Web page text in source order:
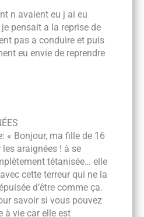
n avaient eu j ai eu
pensait a la reprise de
pas a conduire et puis
eu envie de reprendre
« Bonjour, ma fille de 16
araignées ! à se
tétanisée… elle
cette terreur qui ne la
d’être comme ça.
savoir si vous pouvez
à vie car elle est